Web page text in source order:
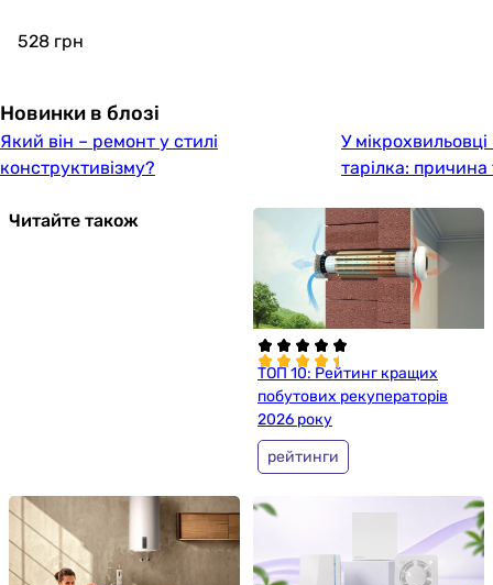
528 грн
Новинки в блозі
Який він – ремонт у стилі
конструктивізму?
У
тарілка:
Читайте також
ТОП 10: Рейтинг кращих
побутових рекуператорів
2026 року
рейтинги